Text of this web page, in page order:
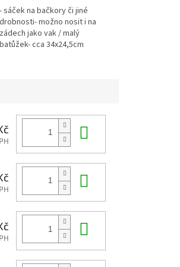
- sáček na bačkory či jiné
drobnosti- možno nosit i na
zádech jako vak / malý
batůžek- cca 34x24,5cm